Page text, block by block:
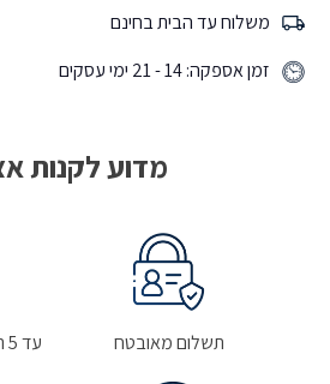
R8UE
AMD
(1920x1200)
משלוח עד הבית בחינם
זמן אספקה: 14 - 21 ימי עסקים
מדוע לקנות
תשלום מאובטח עד 5 תשלומים ללא ריבית